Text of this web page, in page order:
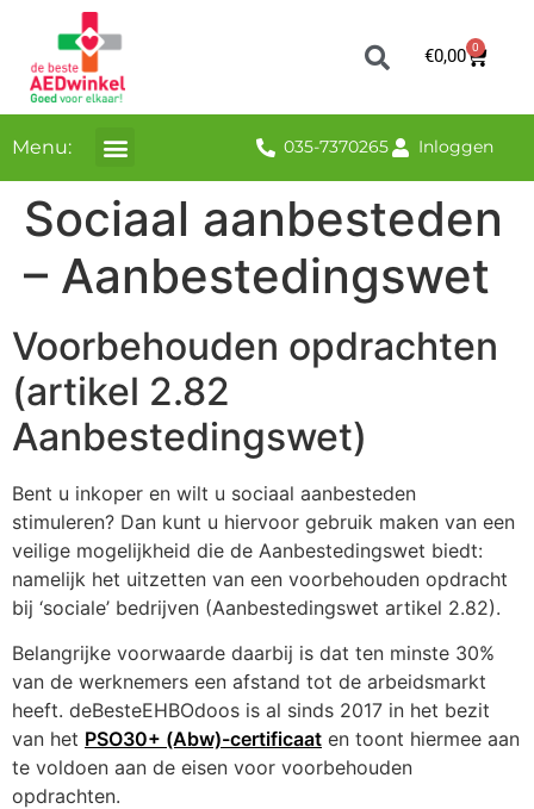
€0,00 0
Menu: 035-7370265 Inloggen
Sociaal aanbesteden
– Aanbestedingswet
Voorbehouden opdrachten
(artikel 2.82
Aanbestedingswet)
Bent u inkoper en wilt u sociaal aanbesteden
stimuleren? Dan kunt u hiervoor gebruik maken van een
veilige mogelijkheid die de Aanbestedingswet biedt:
namelijk het uitzetten van een voorbehouden opdracht
bij ‘sociale’ bedrijven (Aanbestedingswet artikel 2.82).
Belangrijke voorwaarde daarbij is dat ten minste 30%
van de werknemers een afstand tot de arbeidsmarkt
heeft. deBesteEHBOdoos is al sinds 2017 in het bezit
van het PSO30+ (Abw)-certificaat en toont hiermee aan
te voldoen aan de eisen voor voorbehouden
opdrachten.